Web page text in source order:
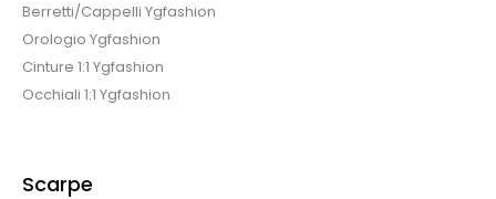
Berretti/Cappelli Ygfashion
Orologio Ygfashion
Cinture 1:1 Ygfashion
Occhiali 1:1 Ygfashion
Scarpe